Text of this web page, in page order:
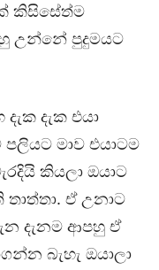
කිසිසේත්ම
උන්නේ පුදුමයට
දැක එයා
පලියට මාව එයාටම
කියලා ඔයාට
ඒ උනාට
දැනම ආපහු ඒ
බැහැ ඔයාලා